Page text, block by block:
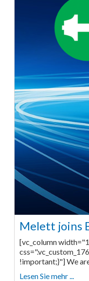
Melett joins
[vc_column
!important;}"] We
Lesen Sie mehr ...